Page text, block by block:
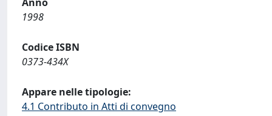
1998
Codice ISBN
0373-434X
Appare nelle tipologie:
4.1 Contributo in Atti di convegno